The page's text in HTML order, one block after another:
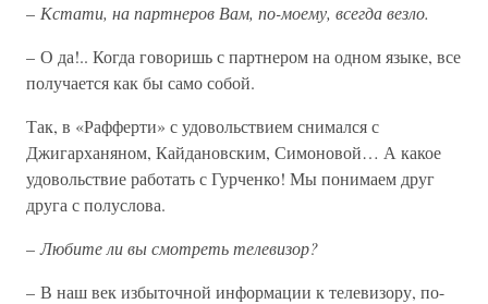
– Кстати, на партнеров Вам, по-моему, всегда везло.
– О да!.. Когда говоришь с партнером на одном языке, все
получается как бы само собой.
Так, в «Рафферти» с удовольствием снимался с
Джигарханяном, Кайдановским, Симоновой… А какое
удовольствие работать с Гурченко! Мы понимаем друг
друга с полуслова.
–Любите ли вы смотреть телевизор?
– В наш век избыточной информации к телевизору, по-